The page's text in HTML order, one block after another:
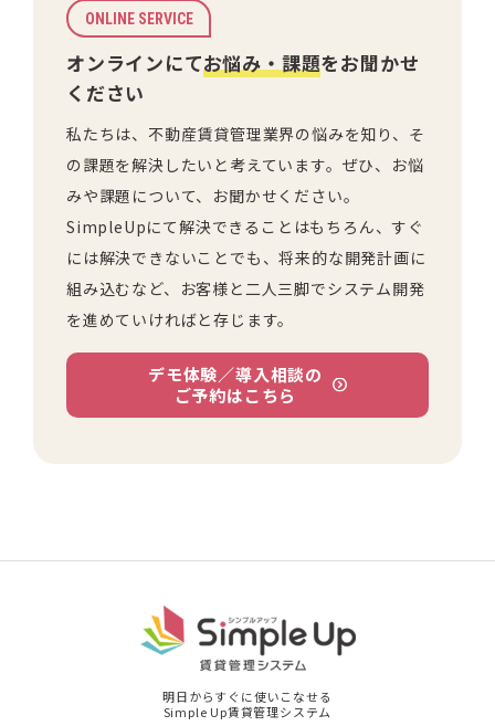
ONLINE SERVICE
オンラインにてお悩み・課題をお聞かせ
ください
私たちは、不動産賃貸管理業界の悩みを知り、そ
の課題を解決したいと考えています。ぜひ、お悩
みや課題について、お聞かせください。
SimpleUpにて解決できることはもちろん、すぐ
には解決できないことでも、将来的な開発計画に
組み込むなど、お客様と二人三脚でシステム開発
を進めていければと存じます。
デモ体験／導入相談の
ご予約はこちら
明日からすぐに使いこなせる
Simple Up賃貸管理システム